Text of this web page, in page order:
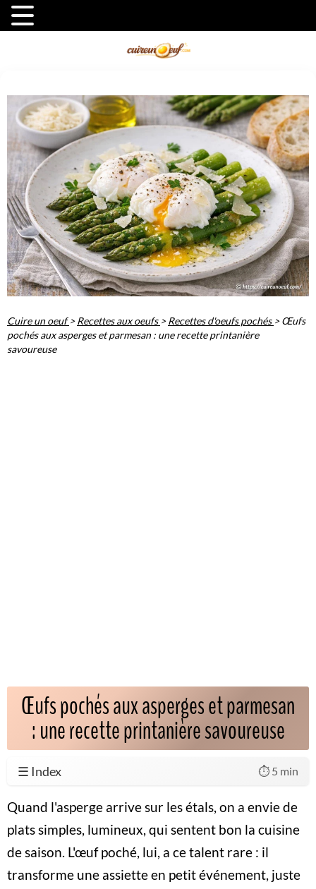
Cuire un oeuf >Recettes aux oeufs >Recettes d'oeufs pochés >Œufs
pochés aux asperges et parmesan : une recette printanière
savoureuse
Œufs pochés aux asperges et parmesan
: une recette printanière savoureuse
☰ Index ⏱️ 5 min
Quand l'asperge arrive sur les étals, on a envie de
plats simples, lumineux, qui sentent bon la cuisine
de saison. L'œuf poché, lui, a ce talent rare : il
transforme une assiette en petit événement, juste